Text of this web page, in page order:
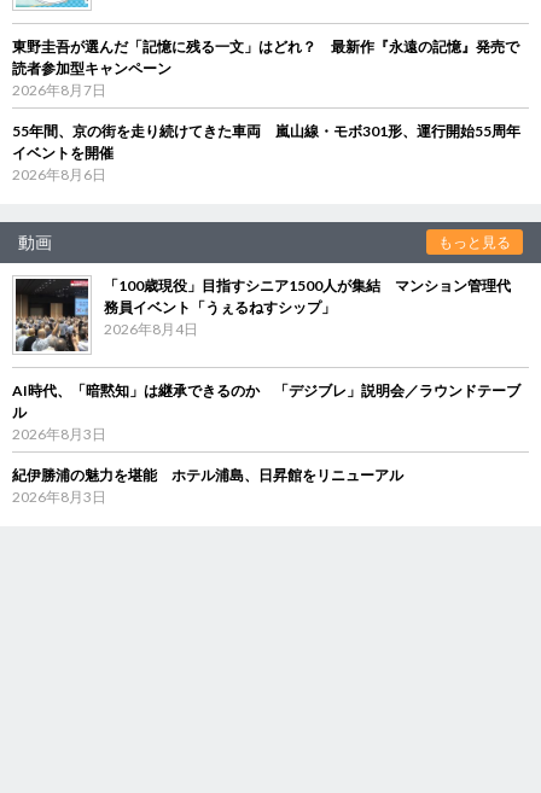
東野圭吾が選んだ「記憶に残る一文」はどれ？ 最新作『永遠の記憶』発売で
読者参加型キャンペーン
2026年8月7日
55年間、京の街を走り続けてきた車両 嵐山線・モボ301形、運行開始55周年
イベントを開催
2026年8月6日
動画 もっと見る
「100歳現役」目指すシニア1500人が集結 マンション管理代
務員イベント「うぇるねすシップ」
2026年8月4日
AI時代、「暗黙知」は継承できるのか 「デジブレ」説明会／ラウンドテーブ
ル
2026年8月3日
紀伊勝浦の魅力を堪能 ホテル浦島、日昇館をリニューアル
2026年8月3日